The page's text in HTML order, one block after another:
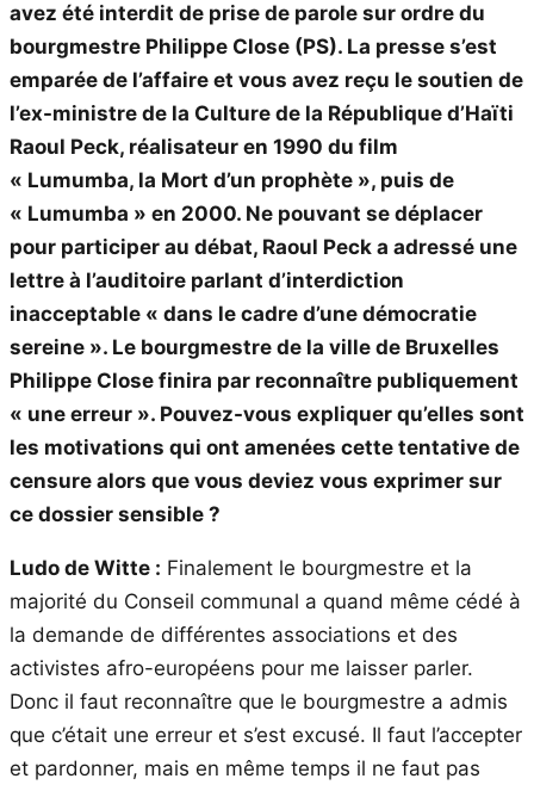
avez été interdit de prise de parole sur ordre du
bourgmestre Philippe Close (PS). La presse s’est
emparée de l’affaire et vous avez reçu le soutien de
l’ex-ministre de la Culture de la République d’Haïti
Raoul Peck, réalisateur en 1990 du film
« Lumumba, la Mort d’un prophète », puis de
« Lumumba » en 2000. Ne pouvant se déplacer
pour participer au débat, Raoul Peck a adressé une
lettre à l’auditoire parlant d’interdiction
inacceptable « dans le cadre d’une démocratie
sereine ». Le bourgmestre de la ville de Bruxelles
Philippe Close finira par reconnaître publiquement
« une erreur ». Pouvez-vous expliquer qu’elles sont
les motivations qui ont amenées cette tentative de
censure alors que vous deviez vous exprimer sur
ce dossier sensible ?
Ludo de Witte : Finalement le bourgmestre et la
majorité du Conseil communal a quand même cédé à
la demande de différentes associations et des
activistes afro-européens pour me laisser parler.
Donc il faut reconnaître que le bourgmestre a admis
que c’était une erreur et s’est excusé. Il faut l’accepter
et pardonner, mais en même temps il ne faut pas